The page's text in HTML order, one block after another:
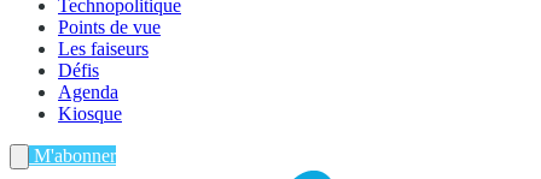
Technopolitique
Points de vue
Les faiseurs
Défis
Agenda
Kiosque
M'abonner